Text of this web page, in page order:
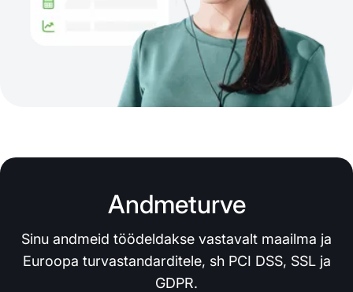
Andmeturve
Sinu andmeid töödeldakse vastavalt maailma ja
Euroopa turvastandarditele, sh PCI DSS, SSL ja
GDPR.